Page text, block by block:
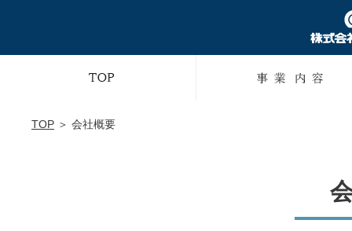
TOP ＞ 会社概要